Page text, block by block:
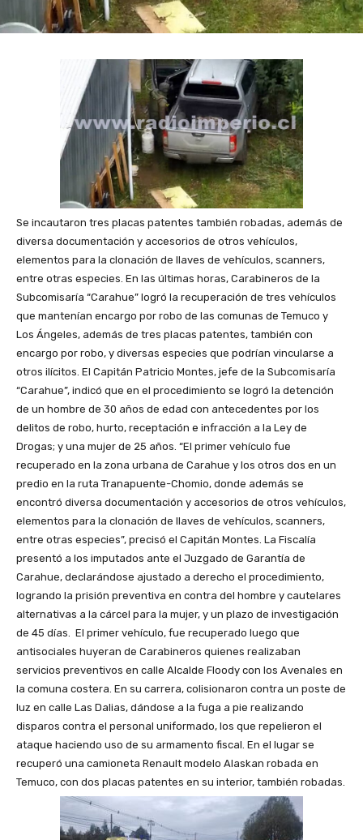
Se incautaron tres placas patentes también robadas, además de
diversa documentación y accesorios de otros vehículos,
elementos para la clonación de llaves de vehículos, scanners,
entre otras especies. En las últimas horas, Carabineros de la
Subcomisaría “Carahue” logró la recuperación de tres vehículos
que mantenían encargo por robo de las comunas de Temuco y
Los Ángeles, además de tres placas patentes, también con
encargo por robo, y diversas especies que podrían vincularse a
otros ilícitos. El Capitán Patricio Montes, jefe de la Subcomisaría
“Carahue”, indicó que en el procedimiento se logró la detención
de un hombre de 30 años de edad con antecedentes por los
delitos de robo, hurto, receptación e infracción a la Ley de
Drogas; y una mujer de 25 años. “El primer vehículo fue
recuperado en la zona urbana de Carahue y los otros dos en un
predio en la ruta Tranapuente-Chomio, donde además se
encontró diversa documentación y accesorios de otros vehículos,
elementos para la clonación de llaves de vehículos, scanners,
entre otras especies”, precisó el Capitán Montes. La Fiscalía
presentó a los imputados ante el Juzgado de Garantía de
Carahue, declarándose ajustado a derecho el procedimiento,
logrando la prisión preventiva en contra del hombre y cautelares
alternativas a la cárcel para la mujer, y un plazo de investigación
de 45 días. El primer vehículo, fue recuperado luego que
antisociales huyeran de Carabineros quienes realizaban
servicios preventivos en calle Alcalde Floody con los Avenales en
la comuna costera. En su carrera, colisionaron contra un poste de
luz en calle Las Dalias, dándose a la fuga a pie realizando
disparos contra el personal uniformado, los que repelieron el
ataque haciendo uso de su armamento fiscal. En el lugar se
recuperó una camioneta Renault modelo Alaskan robada en
Temuco, con dos placas patentes en su interior, también robadas.